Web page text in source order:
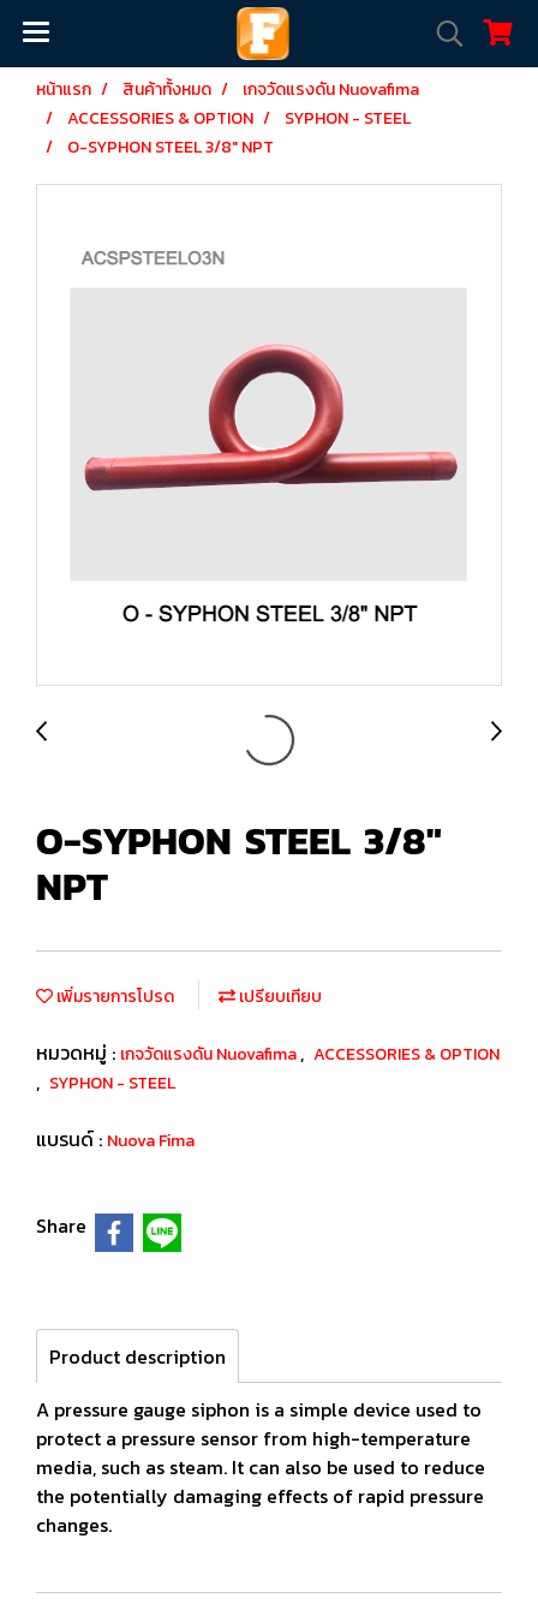
หน้าแรก สินค้าทั้งหมด
เกจวัดแรงดัน Nuovafima
ACCESSORIES & OPTION
SYPHON - STEEL
O-SYPHON STEEL 3/8" NPT
O-SYPHON STEEL 3/8"
NPT
เพิ่มรายการโปรด เปรียบเทียบ
หมวดหมู่ : เกจวัดแรงดัน Nuovafima, ACCESSORIES & OPTION
, SYPHON - STEEL
แบรนด์ : Nuova Fima
Share
Product description
A pressure gauge siphon is a simple device used to
protect a pressure sensor from high-temperature
media, such as steam. It can also be used to reduce
the potentially damaging effects of rapid pressure
changes.